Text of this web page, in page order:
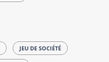
JEU DE SOCIÉTÉ